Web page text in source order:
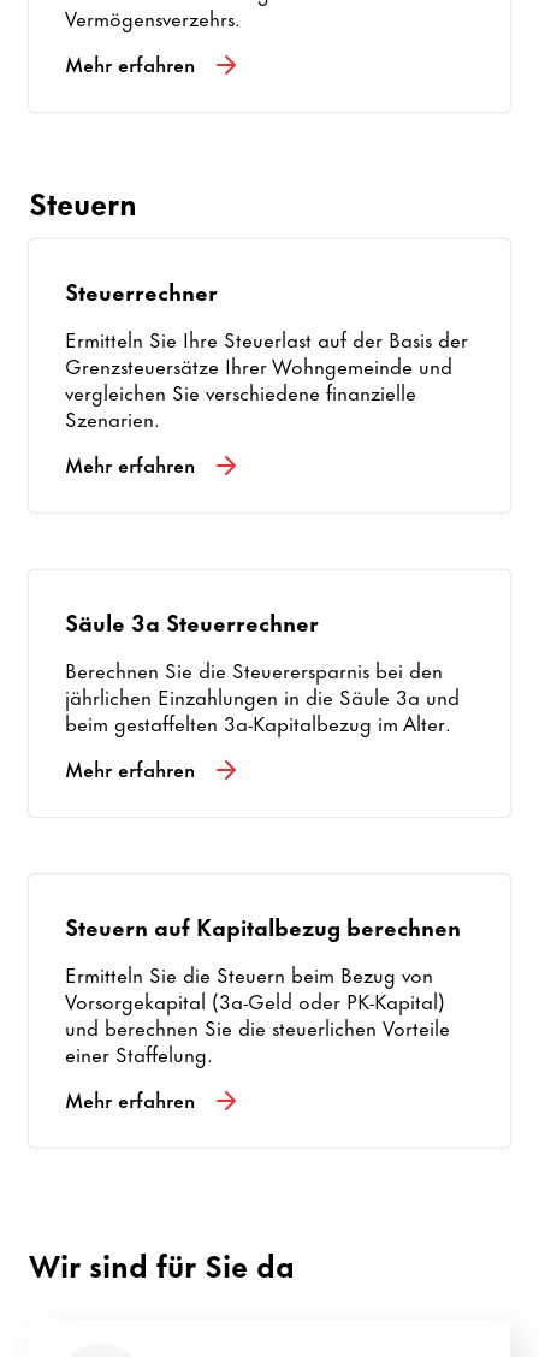
Vermögensverzehrs.
Mehr erfahren
Steuern
Steuerrechner
Ermitteln Sie Ihre Steuerlast auf der Basis der
Grenzsteuersätze Ihrer Wohngemeinde und
vergleichen Sie verschiedene finanzielle
Szenarien.
Mehr erfahren
Säule 3a Steuerrechner
Berechnen Sie die Steuerersparnis bei den
jährlichen Einzahlungen in die Säule 3a und
beim gestaffelten 3a-Kapitalbezug im Alter.
Mehr erfahren
Steuern auf Kapitalbezug berechnen
Ermitteln Sie die Steuern beim Bezug von
Vorsorgekapital (3a-Geld oder PK-Kapital)
und berechnen Sie die steuerlichen Vorteile
einer Staffelung.
Mehr erfahren
Wir sind für Sie da